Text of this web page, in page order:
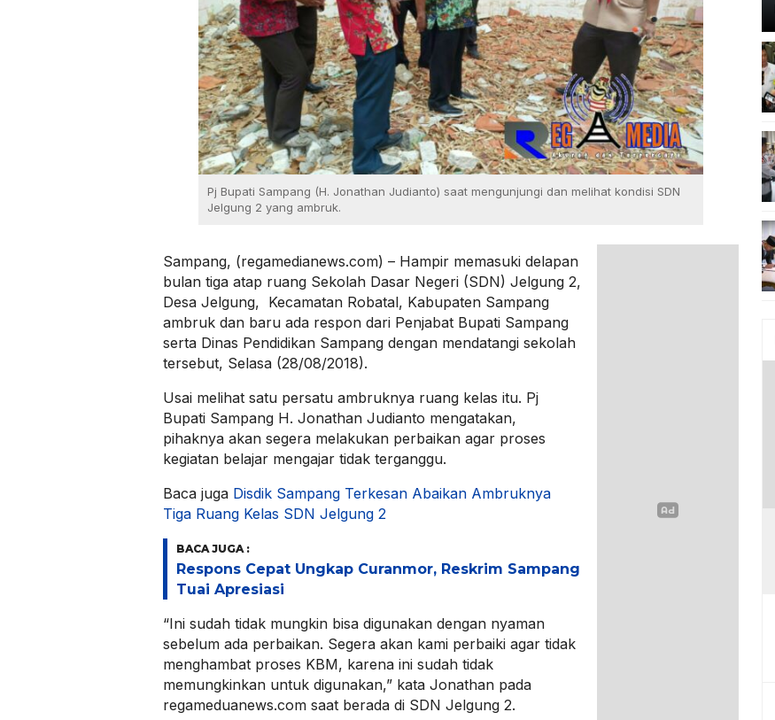
Pj Bupati Sampang (H. Jonathan Judianto) saat mengunjungi dan melihat kondisi SDN
Jelgung 2 yang ambruk.
Sampang, (regamedianews.com) – Hampir memasuki delapan
bulan tiga atap ruang Sekolah Dasar Negeri (SDN) Jelgung 2,
Desa Jelgung, Kecamatan Robatal, Kabupaten Sampang
ambruk dan baru ada respon dari Penjabat Bupati Sampang
serta Dinas Pendidikan Sampang dengan mendatangi sekolah
tersebut, Selasa (28/08/2018).
Usai melihat satu persatu ambruknya ruang kelas itu. Pj
Bupati Sampang H. Jonathan Judianto mengatakan,
pihaknya akan segera melakukan perbaikan agar proses
kegiatan belajar mengajar tidak terganggu.
Baca juga Disdik Sampang Terkesan Abaikan Ambruknya
Tiga Ruang Kelas SDN Jelgung 2
BACA JUGA :
Respons Cepat Ungkap Curanmor, Reskrim Sampang
Tuai Apresiasi
“Ini sudah tidak mungkin bisa digunakan dengan nyaman
sebelum ada perbaikan. Segera akan kami perbaiki agar tidak
menghambat proses KBM, karena ini sudah tidak
memungkinkan untuk digunakan,” kata Jonathan pada
regameduanews.com saat berada di SDN Jelgung 2.